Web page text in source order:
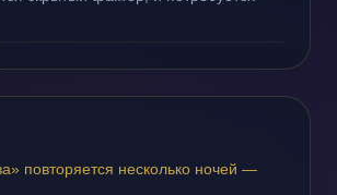
повторяется несколько ночей —